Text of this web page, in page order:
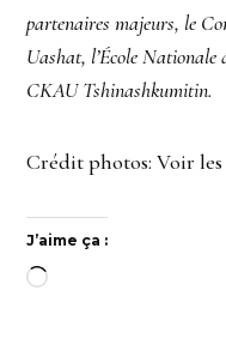
partenaires majeurs, le
Uashat, l’École
CKAU Tshinashkumitin.
Crédit photos: Voir
J’aime ça :
Chargement…